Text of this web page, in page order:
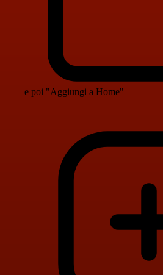
e poi "Aggiungi a Home"